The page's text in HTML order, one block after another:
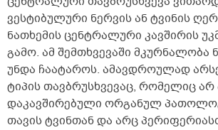
ვესტიბულური ნერვის ან ტვინის
ნათხემის ცენტრალური კავშირის
გამო. ამ შემთხვევაში
უნდა ჩაატაროს. ამავდროულად
ტიპის თავბრუსხვევაც, რომელიც არ
დაკავშირებული ორგანულ
თავის ტვინთან და არც